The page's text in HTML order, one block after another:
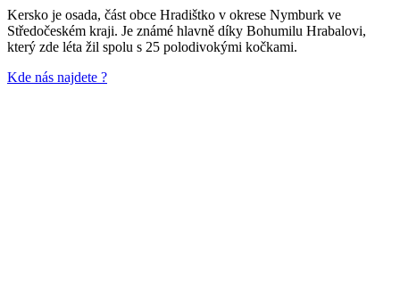
Kersko je osada, část obce Hradištko v okrese Nymburk ve
Středočeském kraji. Je známé hlavně díky Bohumilu Hrabalovi,
který zde léta žil spolu s 25 polodivokými kočkami.
Kde nás najdete ?